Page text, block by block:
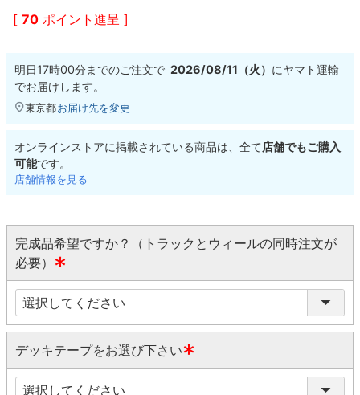
[ 70 ポイント進呈 ]
明日17時00分までのご注文で 2026/08/11（火） にヤマト運輸
でお届けします。
東京都お届け先を変更
オンラインストアに掲載されている商品は、全て店舗でもご購入
可能です。
店舗情報を見る
完成品希望ですか？（トラックとウィールの同時注文が
必要）
(
必
須
)
デッキテープをお選び下さい
(